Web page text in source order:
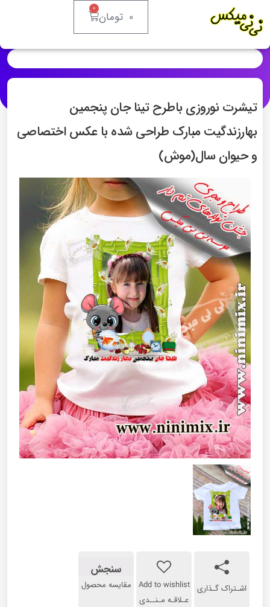
0 تومان 0
تیشرت نوروزی باطرح تینا جان پنجمین
بهارزندگیت مبارک طراحی شده با عکس اختصاصی
و حیوان سال(موش)
اشـتراک گـذاری Add to wishlist
عـلاقـه مـنــدی
سنجش
مقایسه محصول